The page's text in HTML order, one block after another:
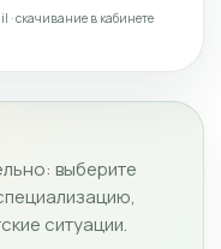
· скачивание в кабинете
выберите
ситуации.